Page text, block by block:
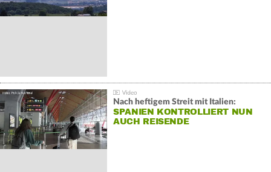
Nach heftigem Streit mit Italien:
SPANIEN KONTROLLIERT NUN
AUCH REISENDE